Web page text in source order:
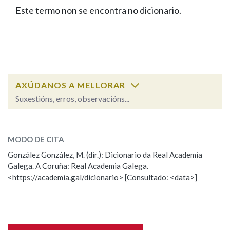
FIGURAS HOMENAXEADAS
PORTAL DAS PALABRAS
Facebook
TwitterYoutubeInstagram
Bluesky
BUSCAR NOS LEMAS
Remata por
BUSCAR NO CONTIDO
Nas definicións
Este termo non se encontra no dicionario.
AXÚDANOS A MELLORAR
Suxestións, erros, observacións...
Observación
Nome
MODO DE CITA
González González, M. (dir.): Dicionario da Real Academia
Galega. A Coruña: Real Academia Galega.
<https://academia.gal/dicionario> [Consultado: <data>]